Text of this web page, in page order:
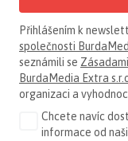
Přihlášením k
společnosti
seznámili se
BurdaMedia Extra
organizaci a
Chcete navíc
informace od